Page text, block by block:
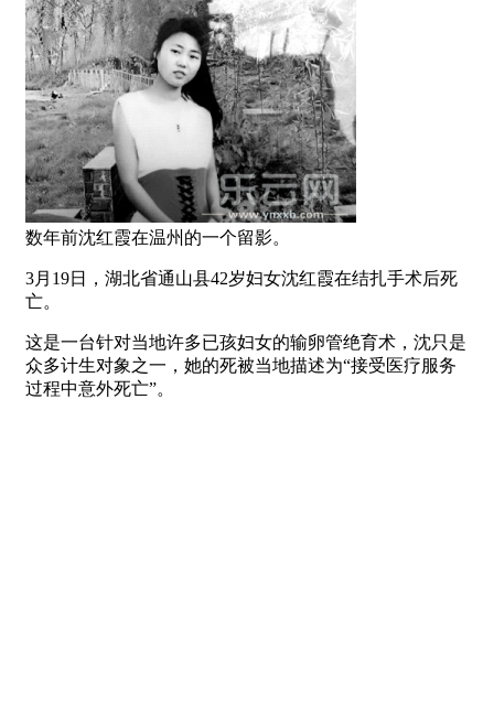
数年前沈红霞在温州的一个留影。
3月19日，湖北省通山县42岁妇女沈红霞在结扎手术后死
亡。
这是一台针对当地许多已孩妇女的输卵管绝育术，沈只是
众多计生对象之一，她的死被当地描述为“接受医疗服务
过程中意外死亡”。